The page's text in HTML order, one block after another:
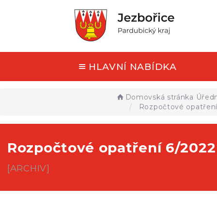
HLAVNÍ NABÍDKA
Domovská stránka
Rozpočtové
Rozpočtové opatření 6/2022
[ARCHIV]